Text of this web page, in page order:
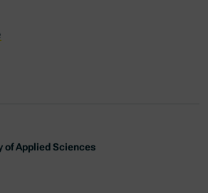
of Applied Sciences